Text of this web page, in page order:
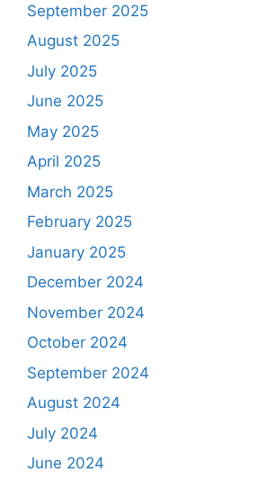
September 2025
August 2025
July 2025
June 2025
May 2025
April 2025
March 2025
February 2025
January 2025
December 2024
November 2024
October 2024
September 2024
August 2024
July 2024
June 2024